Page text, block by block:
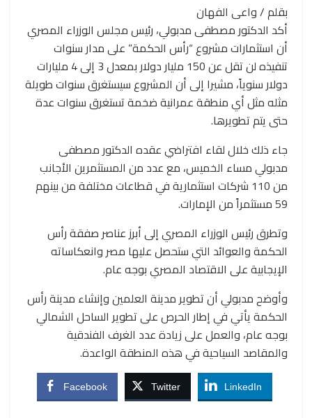
بقلم / واعى الفهان
أكد الدكتور مصطفى مدبولي، رئيس مجلس الوزراء المصري
أن استثمارات مشروع “رأس الحكمة” على مدار سنوات
تنفيذه لن تقل عن 150 مليار دولار بمعدل 3 إلى 4 مليارات
دولار سنوياً، مشيرا إلى أن المشروع سيستغرق سنوات طويلة
مثله مثل أي منطقة عمرانية ضخمة تستغرق سنوات عدة
حتى يتم تطويرها.
جاء ذلك خلال لقاء افتراضي عقده الدكتور مصطفى
مدبولي مساء الخميس، مع عدد من المستثمرين الأجانب
من 110 شركات استثمارية في قطاعات مختلفة من بينهم
59 مستثمراً من الإمارات.
وتطرق رئيس الوزراء المصري إلى أبرز عناصر صفقة رأس
الحكمة والعوائد التي ستحصل عليها مصر وانعكاساته
الإيجابية على الاقتصاد المصري بوجه عام.
وأوضح مدبولي أن تطوير مدينة العلمين وإنشاء مدينة رأس
الحكمة يأتي في إطار الحرص على تطوير الساحل الشمالي
بوجه عام، والعمل على زيادة عدد الغرف الفندقية
والمقاصد السياحية في هذه المنطقة الواعدة.
Facebook Twitter LinkedIn